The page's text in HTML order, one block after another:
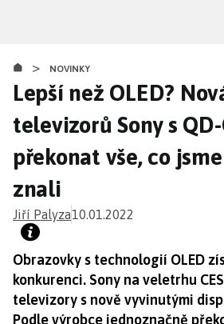
obsahu
> NOVINKY
Lepší než OLED?
televizorů Sony s
překonat vše, co
znali
Jiří Palyza10.01.2022
Obrazovky s technologií OLED
konkurenci. Sony na veletrhu
televizory s nově vyvinutými
Podle výrobce jednoznačně